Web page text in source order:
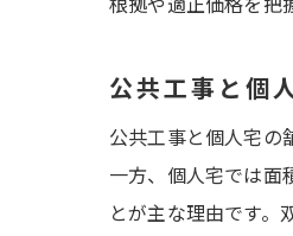
公共工事と個
公共工事と個人宅の
一方、個人宅では面
とが主な理由です。